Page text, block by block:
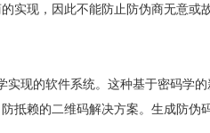
现，因此不能防止防伪商无意
现的软件系统。这种基于密码学
赖的二维码解决方案。生成防伪